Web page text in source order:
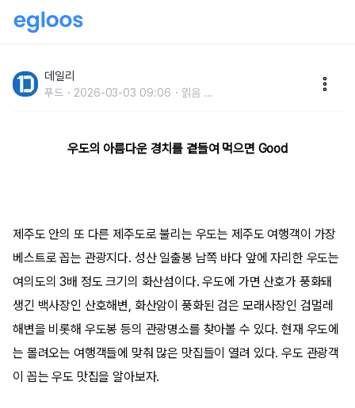
천
데일리
푸드 2026-03-03 09:06 읽음 ...
우도의 아름다운 경치를 곁들여 먹으면 Good
제주도 안의 또 다른 제주도로 불리는 우도는 제주도 여행객이 가장
베스트로 꼽는 관광지다. 성산 일출봉 남쪽 바다 앞에 자리한 우도는
여의도의 3배 정도 크기의 화산섬이다. 우도에 가면 산호가 풍화돼
생긴 백사장인 산호해변, 화산암이 풍화된 검은 모래사장인 검멀레
해변을 비롯해 우도봉 등의 관광명소를 찾아볼 수 있다. 현재 우도에
는 몰려오는 여행객들에 맞춰 많은 맛집들이 열려 있다. 우도 관광객
이 꼽는 우도 맛집을 알아보자.